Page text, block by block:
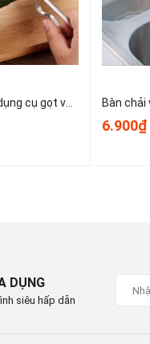
- 17:30
Hồ Chí Minh
Dao bào thép, dụng cụ gọt vỏ kim loại, dụng cụ gọt vỏ trái cây và rau củ nhỏ gọn dễ sử dụng T1243
6.900₫
DỤNG
siêu hấp dẫn